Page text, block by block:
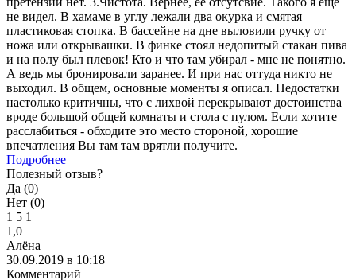
не видел. В хамаме в углу лежали два окурка и смятая
пластиковая стопка. В бассейне на дне выловили ручку от
ножа или открывашки. В финке стоял недопитый стакан пива
и на полу был плевок! Кто и что там убирал - мне не понятно.
А ведь мы бронировали заранее. И при нас оттуда никто не
выходил. В общем, основные моменты я описал. Недостатки
настолько критичны, что с лихвой перекрывают достоинства
вроде большой общей комнаты и стола с пулом. Если хотите
расслабиться - обходите это место стороной, хорошие
впечатления Вы там там врятли получите.
Подробнее
Полезный отзыв?
Да (0)
Нет (0)
1 5 1
1,0
Алёна
30.09.2019 в 10:18
Комментарий